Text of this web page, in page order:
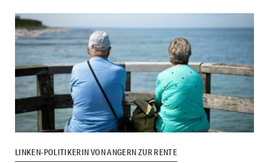
LINKEN-POLITIKERIN VON ANGERN ZUR RENTE